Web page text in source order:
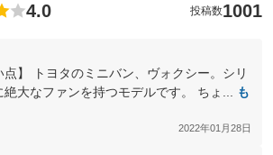
4.0 投稿数1001
点】 トヨタのミニバン、ヴォクシー。シリ
大なファンを持つモデルです。 ちょ...
も
2022年01月28日